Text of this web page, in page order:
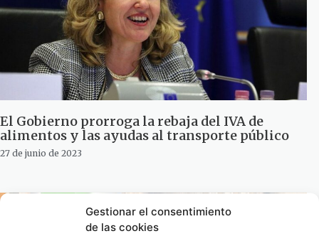
Gestionar el consentimiento
de las cookies
El Gobierno prorroga la rebaja del IVA de
alimentos y las ayudas al transporte público
27 de junio de 2023